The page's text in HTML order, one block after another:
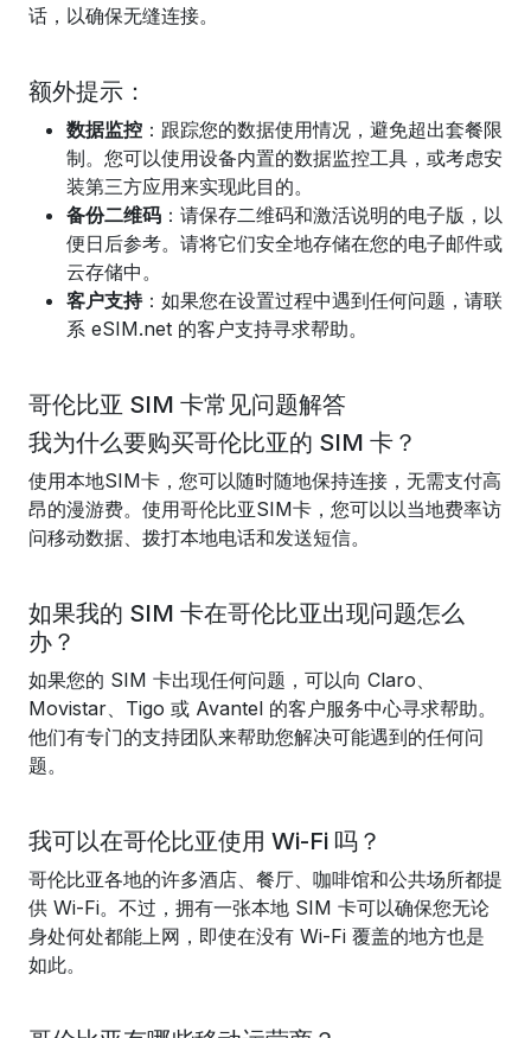
话，以确保无缝连接。
额外提示：
数据监控 ：跟踪您的数据使用情况，避免超出套餐限
制。您可以使用设备内置的数据监控工具，或考虑安
装第三方应用来实现此目的。
备份二维码 ：请保存二维码和激活说明的电子版，以
便日后参考。请将它们安全地存储在您的电子邮件或
云存储中。
客户支持：如果您在设置过程中遇到任何问题，请联
系 eSIM.net 的客户支持寻求帮助。
哥伦比亚 SIM 卡常见问题解答
我为什么要购买哥伦比亚的 SIM 卡？
使用本地SIM卡，您可以随时随地保持连接，无需支付高
昂的漫游费。使用哥伦比亚SIM卡，您可以以当地费率访
问移动数据、拨打本地电话和发送短信。
如果我的 SIM 卡在哥伦比亚出现问题怎么
办？
如果您的 SIM 卡出现任何问题，可以向 Claro、
Movistar、Tigo 或 Avantel 的客户服务中心寻求帮助。
他们有专门的支持团队来帮助您解决可能遇到的任何问
题。
我可以在哥伦比亚使用 Wi-Fi 吗？
哥伦比亚各地的许多酒店、餐厅、咖啡馆和公共场所都提
供 Wi-Fi。不过，拥有一张本地 SIM 卡可以确保您无论
身处何处都能上网，即使在没有 Wi-Fi 覆盖的地方也是
如此。